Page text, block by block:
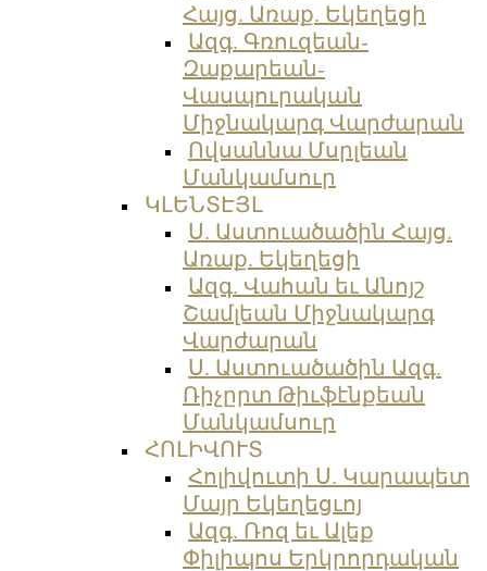
Հայց. Առաք. Եկեղեցի
Ազգ. Գռուզեան-
Զաքարեան-
Վասպուրական
Միջնակարգ Վարժարան
Ովսաննա Մսրլեան
Մանկամսուր
ԿԼԵՆՏԷՅԼ
Ս. Աստուածածին Հայց.
Առաք. Եկեղեցի
Ազգ. Վահան եւ Անոյշ
Շամլեան Միջնակարգ
Վարժարան
Ս. Աստուածածին Ազգ.
Ռիչըրտ Թիւֆէնքեան
Մանկամսուր
ՀՈԼԻՎՈՒՏ
Հոլիվուտի Ս. Կարապետ
Մայր Եկեղեցւոյ
Ազգ. Ռոզ եւ Ալեք
Փիլիպոս Երկրորդական